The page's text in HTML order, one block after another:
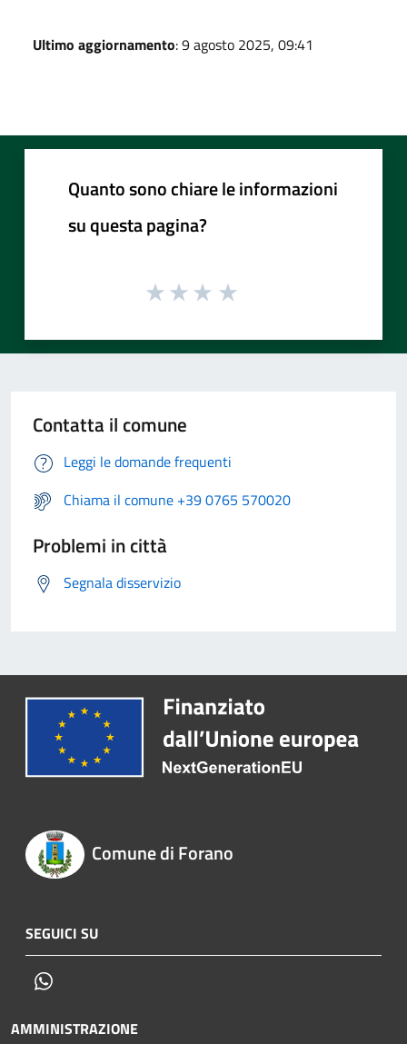
Ultimo aggiornamento: 9 agosto 2025, 09:41
Quanto sono chiare le informazioni
su questa pagina?
Contatta il comune
Leggi le domande frequenti
Chiama il comune +39 0765 570020
Problemi in città
Segnala disservizio
Comune di Forano
SEGUICI SU
AMMINISTRAZIONE